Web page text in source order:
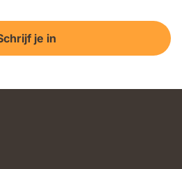
je in